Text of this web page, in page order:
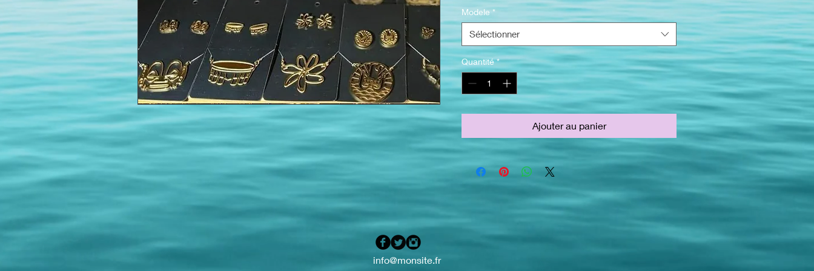
Modele *
Sélectionner
Quantité *
Ajouter au panier
info@monsite.fr